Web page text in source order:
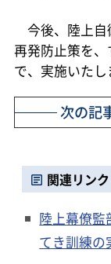
今後、陸上自
再発防止策を
で、実施いたし
次の記
関連リンク
陸上幕僚
てき訓練の